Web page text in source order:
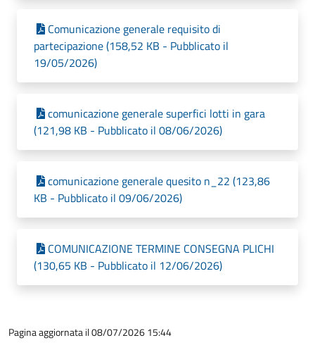
Comunicazione generale requisito di
partecipazione (158,52 KB - Pubblicato il
19/05/2026)
comunicazione generale superfici lotti in gara
(121,98 KB - Pubblicato il 08/06/2026)
comunicazione generale quesito n_22 (123,86
KB - Pubblicato il 09/06/2026)
COMUNICAZIONE TERMINE CONSEGNA PLICHI
(130,65 KB - Pubblicato il 12/06/2026)
Pagina aggiornata il 08/07/2026 15:44